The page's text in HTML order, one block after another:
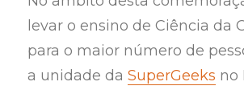
levar o ensino de Ciência da
para o maior número de
a unidade daSuperGeeks no